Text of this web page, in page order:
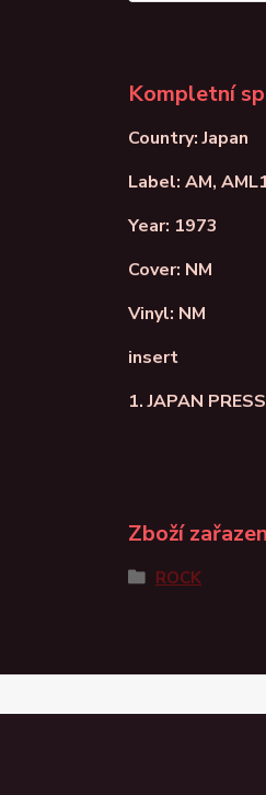
Kompletní
Country: Japan
Label: AM,
Year: 1973
Cover: NM
Vinyl: NM
insert
1. JAPAN PRESS
Zboží
ROCK